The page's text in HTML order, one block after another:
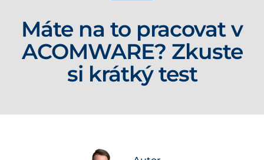
Máte na to pracovat v
ACOMWARE? Zkuste
si krátký test